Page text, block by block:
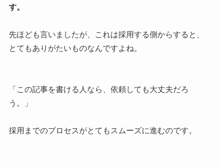
す。
先ほども言いましたが、これは採用する側からすると、
とてもありがたいものなんですよね。
「この記事を書ける人なら、依頼しても大丈夫だろ
う。」
採用までのプロセスがとてもスムーズに進むのです。